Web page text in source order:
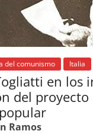
del comunismo Italia
en los
del proyecto
Ramos